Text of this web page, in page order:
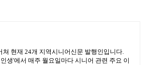
현재 24개 지역시니어신문 발행인입니다.
생'에서 매주 월요일마다 시니어 관련 주요 이